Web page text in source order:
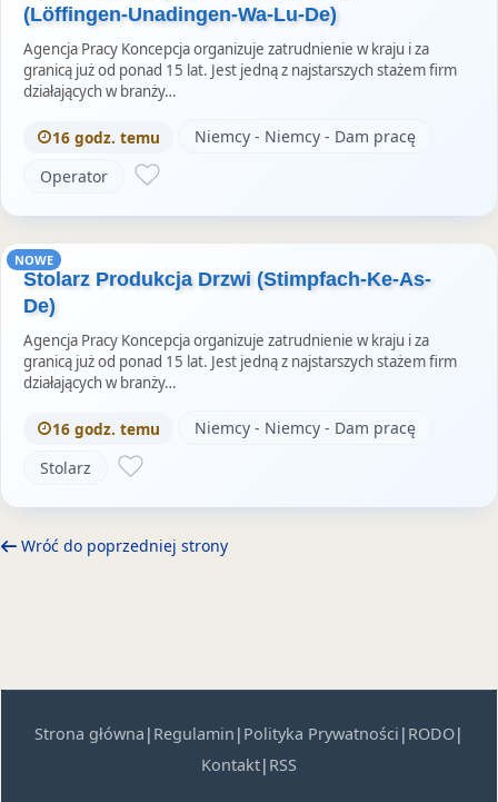
(Löffingen-Unadingen-Wa-Lu-De)
Agencja Pracy Koncepcja organizuje zatrudnienie w kraju i za
granicą już od ponad 15 lat. Jest jedną z najstarszych stażem firm
działających w branży…
16 godz. temu
Niemcy - Niemcy - Dam pracę
Operator
NOWE
Stolarz Produkcja Drzwi (Stimpfach-Ke-As-
De)
Agencja Pracy Koncepcja organizuje zatrudnienie w kraju i za
granicą już od ponad 15 lat. Jest jedną z najstarszych stażem firm
działających w branży…
16 godz. temu
Niemcy - Niemcy - Dam pracę
Stolarz
Wróć do poprzedniej strony
Strona główna | Regulamin | Polityka Prywatności | RODO|
Kontakt| RSS